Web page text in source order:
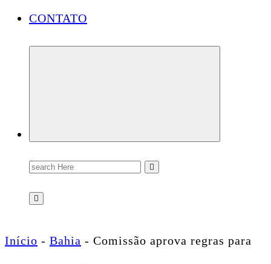
CONTATO
Search
for:
Início - Bahia - Comissão aprova regras para